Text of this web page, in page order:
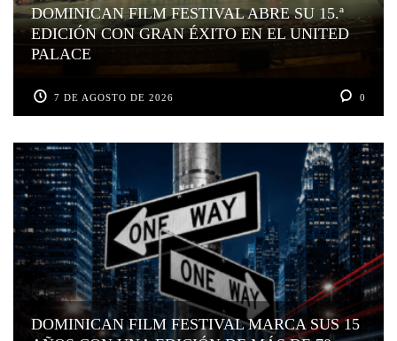
DOMINICAN FILM FESTIVAL ABRE SU 15.ª
EDICIÓN CON GRAN ÉXITO EN EL UNITED
PALACE
7 DE AGOSTO DE 2026 0
DOMINICAN FILM FESTIVAL MARCA SUS 15